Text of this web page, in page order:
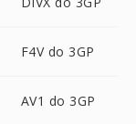
F4V do 3GP
AV1 do 3GP